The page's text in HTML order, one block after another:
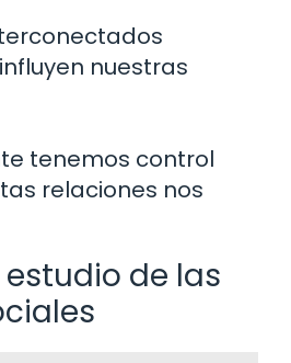
nuestras
tenemos control
relaciones nos
estudio de las